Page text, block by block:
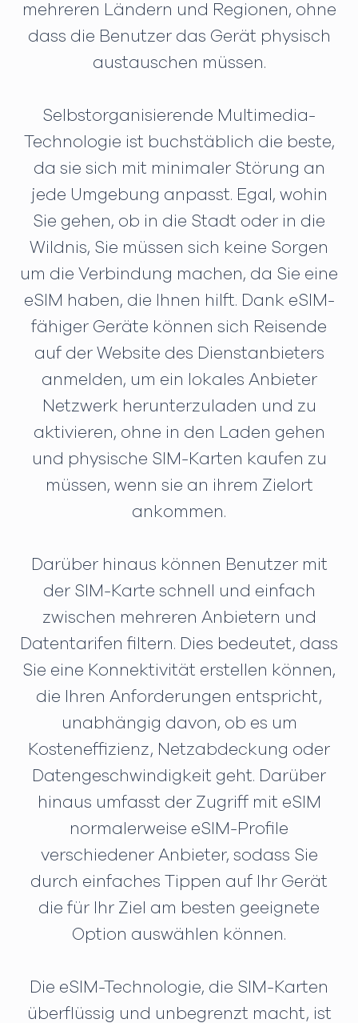
mehreren Ländern und Regionen, ohne
dass die Benutzer das Gerät physisch
austauschen müssen.
Selbstorganisierende Multimedia-
Technologie ist buchstäblich die beste,
da sie sich mit minimaler Störung an
jede Umgebung anpasst. Egal, wohin
Sie gehen, ob in die Stadt oder in die
Wildnis, Sie müssen sich keine Sorgen
um die Verbindung machen, da Sie eine
eSIM haben, die Ihnen hilft. Dank eSIM-
fähiger Geräte können sich Reisende
auf der Website des Dienstanbieters
anmelden, um ein lokales Anbieter
Netzwerk herunterzuladen und zu
aktivieren, ohne in den Laden gehen
und physische SIM-Karten kaufen zu
müssen, wenn sie an ihrem Zielort
ankommen.
Darüber hinaus können Benutzer mit
der SIM-Karte schnell und einfach
zwischen mehreren Anbietern und
Datentarifen filtern. Dies bedeutet, dass
Sie eine Konnektivität erstellen können,
die Ihren Anforderungen entspricht,
unabhängig davon, ob es um
Kosteneffizienz, Netzabdeckung oder
Datengeschwindigkeit geht. Darüber
hinaus umfasst der Zugriff mit eSIM
normalerweise eSIM-Profile
verschiedener Anbieter, sodass Sie
durch einfaches Tippen auf Ihr Gerät
die für Ihr Ziel am besten geeignete
Option auswählen können.
Die eSIM-Technologie, die SIM-Karten
überflüssig und unbegrenzt macht, ist